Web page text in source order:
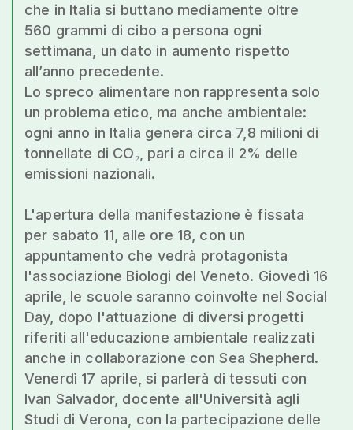
che in Italia si buttano mediamente oltre
560 grammi di cibo a persona ogni
settimana, un dato in aumento rispetto
all’anno precedente.
Lo spreco alimentare non rappresenta solo
un problema etico, ma anche ambientale:
ogni anno in Italia genera circa 7,8 milioni di
tonnellate di CO₂, pari a circa il 2% delle
emissioni nazionali.
L'apertura della manifestazione è fissata
per sabato 11, alle ore 18, con un
appuntamento che vedrà protagonista
l'associazione Biologi del Veneto. Giovedì 16
aprile, le scuole saranno coinvolte nel Social
Day, dopo l'attuazione di diversi progetti
riferiti all'educazione ambientale realizzati
anche in collaborazione con Sea Shepherd.
Venerdì 17 aprile, si parlerà di tessuti con
Ivan Salvador, docente all'Università agli
Studi di Verona, con la partecipazione delle